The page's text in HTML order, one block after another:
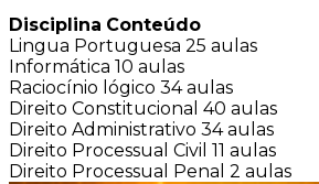
Disciplina Conteúdo
Lingua Portuguesa 25 aulas
Informática 10 aulas
Raciocínio lógico 34 aulas
Direito Constitucional 40 aulas
Direito Administrativo 34 aulas
Direito Processual Civil 11 aulas
Direito Processual Penal 2 aulas